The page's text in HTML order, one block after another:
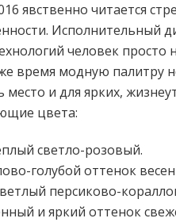
явственно читается
Исполнительный
человек просто
время модную палитру
место и для ярких,
цвета:
светло-розовый.
голубой оттенок
персиково-
и яркий оттенок